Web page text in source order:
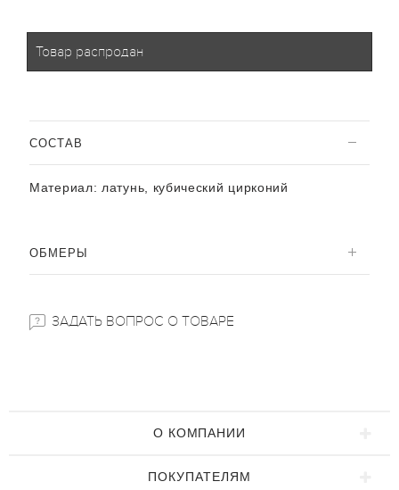
Товар распродан
CОСТАВ
Материал: латунь, кубический цирконий
ОБМЕРЫ
ЗАДАТЬ ВОПРОС О ТОВАРЕ
О КОМПАНИИ
ПОКУПАТЕЛЯМ